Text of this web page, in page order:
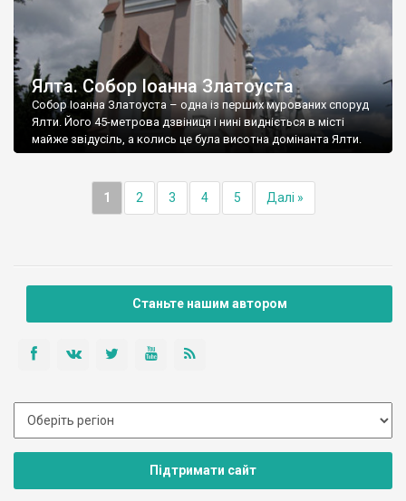
Ялта. Собор Іоанна Златоуста
Собор Іоанна Златоуста – одна із перших мурованих споруд
Ялти. Його 45-метрова дзвіниця і нині видніється в місті
майже звідусіль, а колись це була висотна домінанта Ялти.
1 2 3 4 5 Далі »
Станьте нашим автором
Підтримати сайт